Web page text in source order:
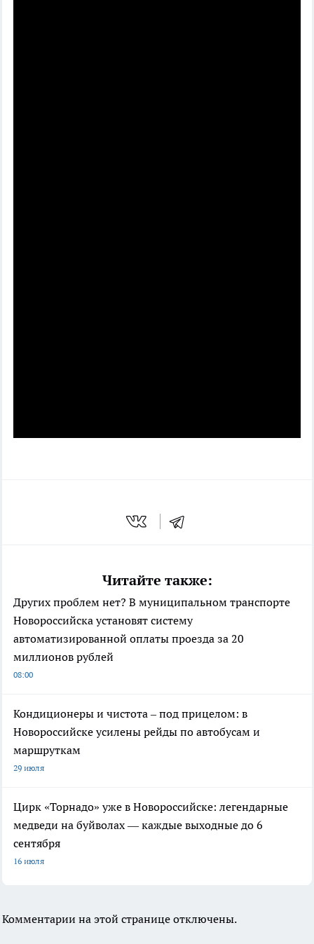
Читайте также:
Других проблем нет? В муниципальном транспорте
Новороссийска установят систему
автоматизированной оплаты проезда за 20
миллионов рублей
08:00
Кондиционеры и чистота – под прицелом: в
Новороссийске усилены рейды по автобусам и
маршруткам
29 июля
Цирк «Торнадо» уже в Новороссийске: легендарные
медведи на буйволах — каждые выходные до 6
сентября
16 июля
Комментарии на этой странице отключены.